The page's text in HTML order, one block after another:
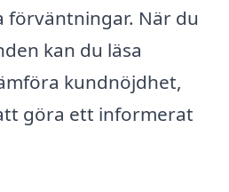
förväntningar. När du
kan du läsa
kundnöjdhet,
göra ett informerat